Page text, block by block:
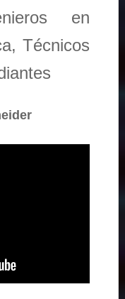
en
Técnicos